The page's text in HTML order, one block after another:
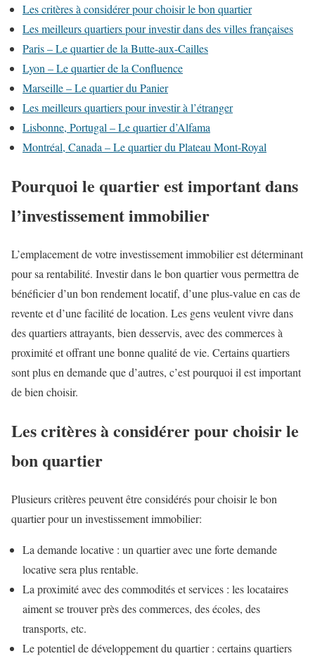
Les critères à considérer pour choisir le bon quartier
Les meilleurs quartiers pour investir dans des villes françaises
Paris – Le quartier de la Butte-aux-Cailles
Lyon – Le quartier de la Confluence
Marseille – Le quartier du Panier
Les meilleurs quartiers pour investir à l’étranger
Lisbonne, Portugal – Le quartier d’Alfama
Montréal, Canada – Le quartier du Plateau Mont-Royal
Pourquoi le quartier est important dans
l’investissement immobilier
L’emplacement de votre investissement immobilier est déterminant
pour sa rentabilité. Investir dans le bon quartier vous permettra de
bénéficier d’un bon rendement locatif, d’une plus-value en cas de
revente et d’une facilité de location. Les gens veulent vivre dans
des quartiers attrayants, bien desservis, avec des commerces à
proximité et offrant une bonne qualité de vie. Certains quartiers
sont plus en demande que d’autres, c’est pourquoi il est important
de bien choisir.
Les critères à considérer pour choisir le
bon quartier
Plusieurs critères peuvent être considérés pour choisir le bon
quartier pour un investissement immobilier:
La demande locative : un quartier avec une forte demande
locative sera plus rentable.
La proximité avec des commodités et services : les locataires
aiment se trouver près des commerces, des écoles, des
transports, etc.
Le potentiel de développement du quartier : certains quartiers